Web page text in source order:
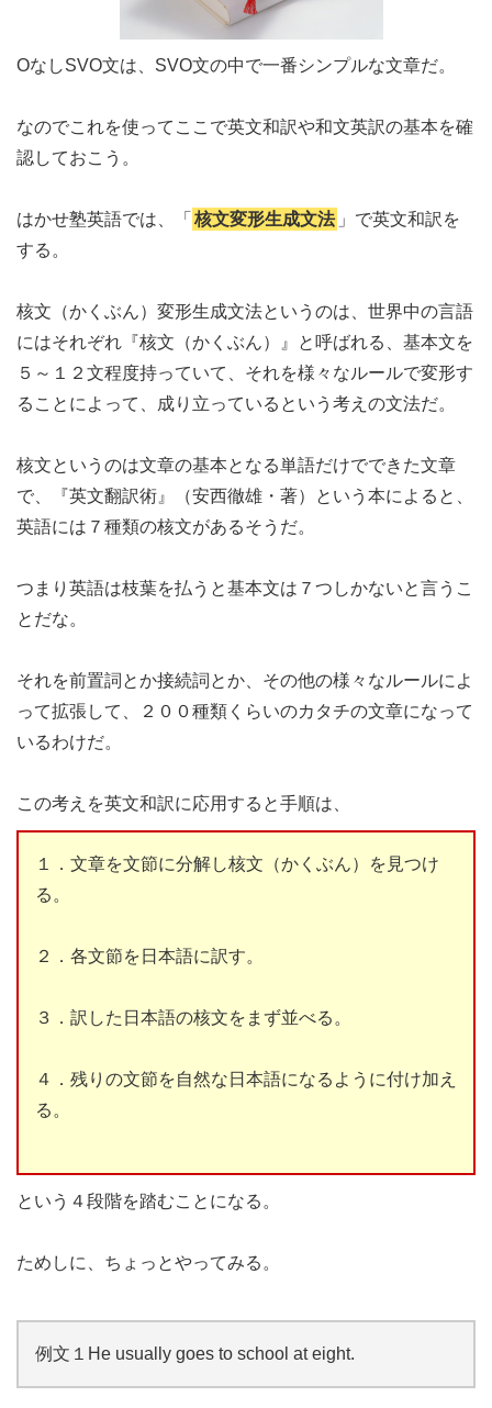
OなしSVO文は、SVO文の中で一番シンプルな文章だ。
なのでこれを使ってここで英文和訳や和文英訳の基本を確
認しておこう。
はかせ塾英語では、「 核文変形生成文法 」で英文和訳を
する。
核文（かくぶん）変形生成文法というのは、世界中の言語
にはそれぞれ『核文（かくぶん）』と呼ばれる、基本文を
５～１２文程度持っていて、それを様々なルールで変形す
ることによって、成り立っているという考えの文法だ。
核文というのは文章の基本となる単語だけでできた文章
で、『英文翻訳術』（安西徹雄・著）という本によると、
英語には７種類の核文があるそうだ。
つまり英語は枝葉を払うと基本文は７つしかないと言うこ
とだな。
それを前置詞とか接続詞とか、その他の様々なルールによ
って拡張して、２００種類くらいのカタチの文章になって
いるわけだ。
この考えを英文和訳に応用すると手順は、
１．文章を文節に分解し核文（かくぶん）を見つけ
る。
２．各文節を日本語に訳す。
３．訳した日本語の核文をまず並べる。
４．残りの文節を自然な日本語になるように付け加え
る。
という４段階を踏むことになる。
ためしに、ちょっとやってみる。
例文１ He usually goes to school at eight.